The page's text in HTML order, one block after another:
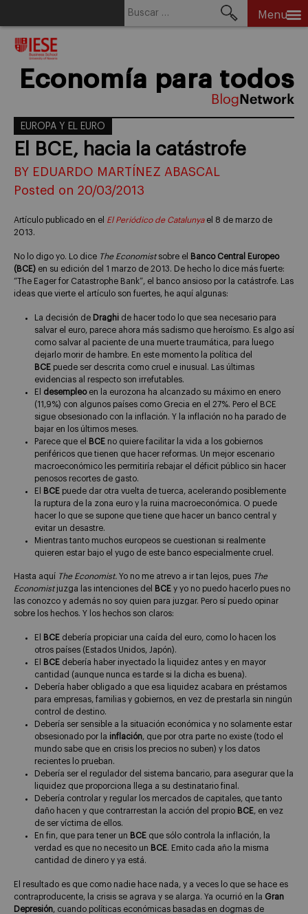
Menu
Economía para todos
EUROPA Y EL EURO
El BCE, hacia la catástrofe
BY EDUARDO MARTÍNEZ ABASCAL
Posted on 20/03/2013
Artículo publicado en el El Periódico de Catalunyael 8 de marzo de
2013.
No lo digo yo. Lo dice The Economistsobre el
Banco Central Europeo
(BCE) en su edición del 1 marzo de 2013. De hecho lo dice más fuerte:
“The Eager for Catastrophe Bank”, el banco ansioso por la catástrofe. Las
ideas que vierte el artículo son fuertes, he aquí algunas:
La decisión de Draghi de hacer todo lo que sea necesario para
salvar el euro, parece ahora más sadismo que heroísmo. Es algo así
como salvar al paciente de una muerte traumática, para luego
dejarlo morir de hambre. En este momento la política del
BCE puede ser descrita como cruel e inusual. Las últimas
evidencias al respecto son irrefutables.
El desempleoen la eurozona ha alcanzado su máximo en enero
(11,9%) con algunos países como Grecia en el 27%. Pero el BCE
sigue obsesionado con la inflación. Y la inflación no ha parado de
bajar en los últimos meses.
Parece que el
BCE no quiere facilitar la vida a los gobiernos
periféricos que tienen que hacer reformas. Un mejor escenario
macroeconómico les permitiría rebajar el déficit público sin hacer
penosos recortes de gasto.
El
BCE puede dar otra vuelta de tuerca, acelerando posiblemente
la ruptura de la zona euro y la ruina macroeconómica. O puede
hacer lo que se supone que tiene que hacer un banco central y
evitar un desastre.
Mientras tanto muchos europeos se cuestionan si realmente
quieren estar bajo el yugo de este banco especialmente cruel.
Hasta aquí The Economist. Yo no me atrevo a ir tan lejos, pues The
Economistjuzga las intenciones del BCE y yo no puedo hacerlo pues no
las conozco y además no soy quien para juzgar. Pero sí puedo opinar
sobre los hechos. Y los hechos son claros:
El BCE debería propiciar una caída del euro, como lo hacen los
otros países (Estados Unidos, Japón).
El
BCE debería haber inyectado la liquidez antes y en mayor
cantidad (aunque nunca es tarde si la dicha es buena).
Debería haber obligado a que esa liquidez acabara en préstamos
para empresas, familias y gobiernos, en vez de prestarla sin ningún
control de destino.
Debería ser sensible a la situación económica y no solamente estar
obsesionado por la inflación, que por otra parte no existe (todo el
mundo sabe que en crisis los precios no suben) y los datos
recientes lo prueban.
Debería ser el regulador del sistema bancario, para asegurar que la
liquidez que proporciona llega a su destinatario final.
Debería controlar y regular los mercados de capitales, que tanto
daño hacen y que contrarrestan la acción del propio BCE, en vez
de ser víctima de ellos.
En fin, que para tener un BCE que sólo controla la inflación, la
verdad es que no necesito un BCE. Emito cada año la misma
cantidad de dinero y ya está.
El resultado es que como nadie hace nada, y a veces lo que se hace es
contraproducente, la crisis se agrava y se alarga. Ya ocurrió en la Gran
Depresión, cuando políticas económicas basadas en dogmas de